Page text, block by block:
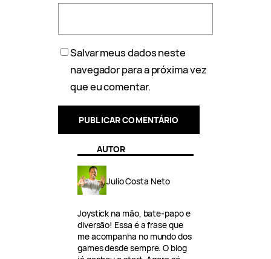
Salvar meus dados neste
navegador para a próxima vez
que eu comentar.
AUTOR
Julio Costa Neto
Joystick na mão, bate-papo e
diversão! Essa é a frase que
me acompanha no mundo dos
games desde sempre. O blog